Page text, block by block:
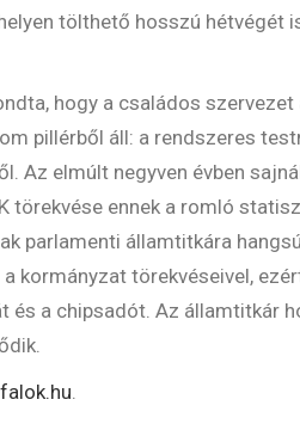
tölthető hosszú hétvégét
hogy a családos
pillérből áll: a rendszeres
Az elmúlt negyven évben
törekvése ennek a romló
parlamenti államtitkára
kormányzat törekvéseivel,
és a chipsadót. Az államtitkár
.